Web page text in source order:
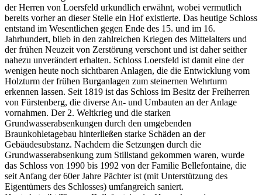
der Herren von Loersfeld urkundlich erwähnt, wobei vermutlich
bereits vorher an dieser Stelle ein Hof existierte. Das heutige Schloss
entstand im Wesentlichen gegen Ende des 15. und im 16.
Jahrhundert, blieb in den zahlreichen Kriegen des Mittelalters und
der frühen Neuzeit von Zerstörung verschont und ist daher seither
nahezu unverändert erhalten. Schloss Loersfeld ist damit eine der
wenigen heute noch sichtbaren Anlagen, die die Entwicklung vom
Holzturm der frühen Burganlagen zum steinernen Wehrturm
erkennen lassen. Seit 1819 ist das Schloss im Besitz der Freiherren
von Fürstenberg, die diverse An- und Umbauten an der Anlage
vornahmen. Der 2. Weltkrieg und die starken
Grundwasserabsenkungen durch den umgebenden
Braunkohletagebau hinterließen starke Schäden an der
Gebäudesubstanz. Nachdem die Setzungen durch die
Grundwasserabsenkung zum Stillstand gekommen waren, wurde
das Schloss von 1990 bis 1992 von der Familie Bellefontaine, die
seit Anfang der 60er Jahre Pächter ist (mit Unterstützung des
Eigentümers des Schlosses) umfangreich saniert.